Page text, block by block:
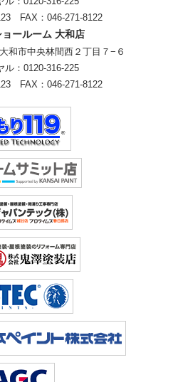
FAX：046-271-8122
ールーム 大和店
和市中央林間西２丁目７−６
ル： 0120-316-225
FAX：046-271-8122